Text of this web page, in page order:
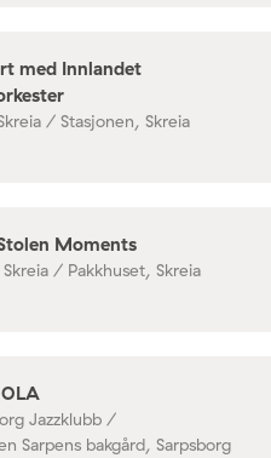
med Innlandet
/ Stasjonen, Skreia
Moments
Skreia / Pakkhuset, Skreia
Jazzklubb /
Sarpens bakgård, Sarpsborg